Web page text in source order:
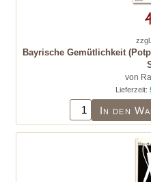
Bayrische Gemütlichkeit
von
Lieferzeit:
In den
zzgl.